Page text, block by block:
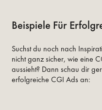
Beispiele Für
Suchst du noch nach
nicht ganz sicher, wie eine
aussieht? Dann schau dir
erfolgreiche CGI Ads an: